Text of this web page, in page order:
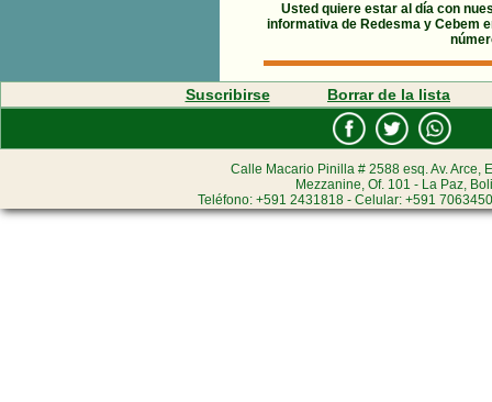
Usted quiere estar al día con
informativa de Redesma y Cebem
Suscribirse Borrar de la lista
Calle Macario Pinilla # 2588 esq. Av. Arce,
Mezzanine, Of. 101 - La Paz,
Teléfono: +591 2431818 - Celular: +591